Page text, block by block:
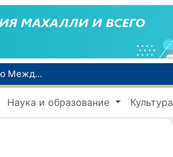
Узбекистан впервые в своей истории примет престижную Международную олимпиаду по информатике IOI 2026
Число пользователей мобильного интернета в Узбекистане за 10 лет выросло в 4,3 раза
При содействии Генконсульства Узбекистана соотечественница, перенесшая инсульт в Алматы, вернулась на родину
Наука и образование Культура